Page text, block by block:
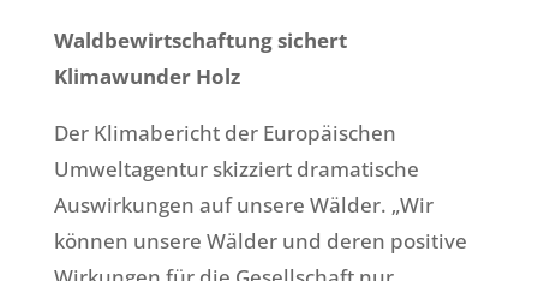
Waldbewirtschaftung sichert
Klimawunder Holz
Der Klimabericht der Europäischen
Umweltagentur skizziert dramatische
Auswirkungen auf unsere Wälder. „Wir
können unsere Wälder und deren positive